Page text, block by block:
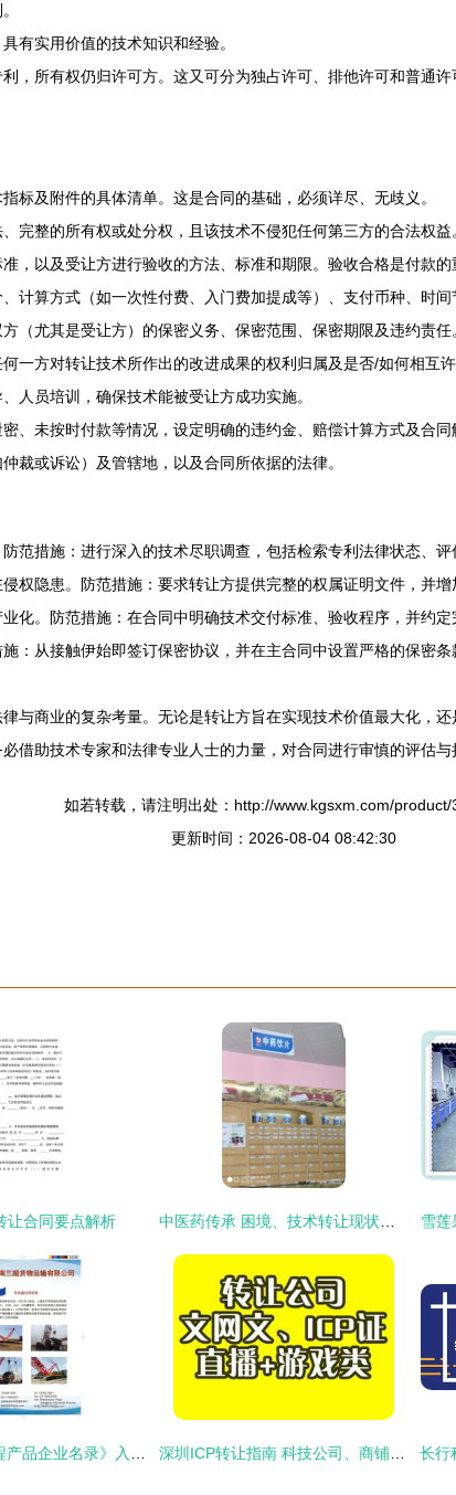
有实用价值的技术知识和经验。
，所有权仍归许可方。这又可分为独占许可、排他许可和普通许
标及附件的具体清单。这是合同的基础，必须详尽、无歧义。
完整的所有权或处分权，且该技术不侵犯任何第三方的合法权益
，以及受让方进行验收的方法、标准和期限。验收合格是付款的
计算方式（如一次性付费、入门费加提成等）、支付币种、时间
（尤其是受让方）的保密义务、保密范围、保密期限及违约责任
一方对转让技术所作出的改进成果的权利归属及是否/如何相互许
人员培训，确保技术能被受让方成功实施。
、未按时付款等情况，设定明确的违约金、赔偿计算方式及合同
裁或诉讼）及管辖地，以及合同所依据的法律。
范措施：进行深入的技术尽职调查，包括检索专利法律状态、评
权隐患。防范措施：要求转让方提供完整的权属证明文件，并增
化。防范措施：在合同中明确技术交付标准、验收程序，并约定
：从接触伊始即签订保密协议，并在主合同中设置严格的保密条
与商业的复杂考量。无论是转让方旨在实现技术价值最大化，
借助技术专家和法律专业人士的力量，对合同进行审慎的评估
如若转载，请注明出处：http://www.kgsxm.com/
更新时间：2026-08-04 08:42:30
让合同要点解析 雪莲